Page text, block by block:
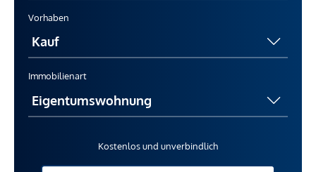
Vorhaben
Immobilienart
Kostenlos und unverbindlich